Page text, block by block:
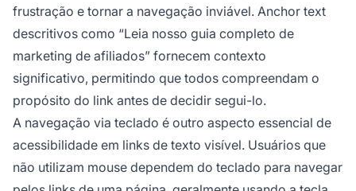
frustração e tornar a navegação inviável. Anchor text
descritivos como “Leia nosso guia completo de
marketing de afiliados” fornecem contexto
significativo, permitindo que todos compreendam o
propósito do link antes de decidir segui-lo.
A navegação via teclado é outro aspecto essencial de
acessibilidade em links de texto visível. Usuários que
não utilizam mouse dependem do teclado para navegar